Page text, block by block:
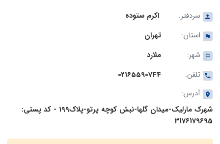
سردفتر:
اکرم ستوده
استان:
تهران
شهر:
ملارد
تلفن:
02165590744
آدرس:
شهرک مارلیک-میدان گلها-نبش کوچه پرتو-پلاک199 - کد پستی:
3176179695